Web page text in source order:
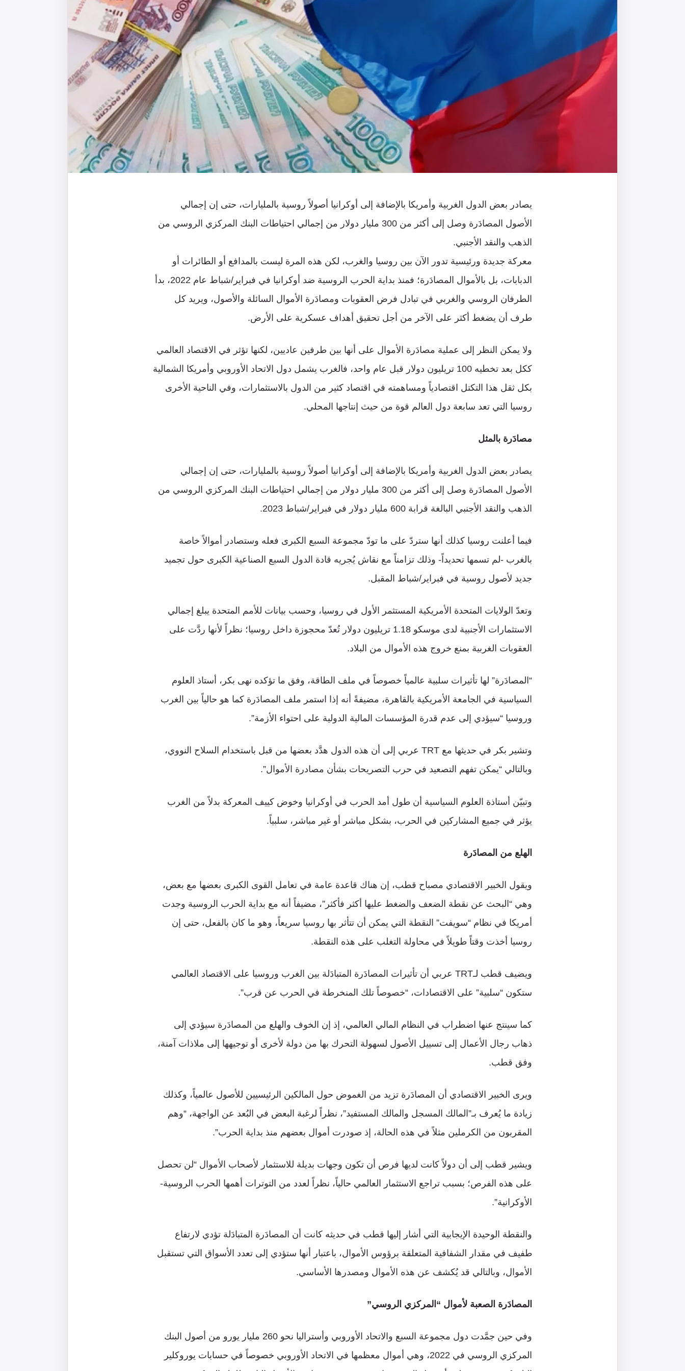
يصادر بعض الدول الغربية وأمريكا بالإضافة إلى أوكرانيا أصولاً روسية بالمليارات، حتى إن إجمالي
الأصول المصادَرة وصل إلى أكثر من 300 مليار دولار من إجمالي احتياطات البنك المركزي الروسي من
الذهب والنقد الأجنبي.
معركة جديدة ورئيسية تدور الآن بين روسيا والغرب، لكن هذه المرة ليست بالمدافع أو الطائرات أو
الدبابات، بل بالأموال المصادَرة؛ فمنذ بداية الحرب الروسية ضد أوكرانيا في فبراير/شباط عام 2022، بدأ
الطرفان الروسي والغربي في تبادل فرض العقوبات ومصادَرة الأموال السائلة والأصول، ويريد كل
طرف أن يضغط أكثر على الآخر من أجل تحقيق أهداف عسكرية على الأرض.
ولا يمكن النظر إلى عملية مصادَرة الأموال على أنها بين طرفين عاديين، لكنها تؤثر في الاقتصاد العالمي
ككل بعد تخطيه 100 تريليون دولار قبل عام واحد، فالغرب يشمل دول الاتحاد الأوروبي وأمريكا الشمالية
بكل ثقل هذا التكتل اقتصادياً ومساهمته في اقتصاد كثير من الدول بالاستثمارات، وفي الناحية الأخرى
روسيا التي تعد سابعة دول العالم قوة من حيث إنتاجها المحلي.
مصادَرة بالمثل
يصادر بعض الدول الغربية وأمريكا بالإضافة إلى أوكرانيا أصولاً روسية بالمليارات، حتى إن إجمالي
الأصول المصادَرة وصل إلى أكثر من 300 مليار دولار من إجمالي احتياطات البنك المركزي الروسي من
الذهب والنقد الأجنبي البالغة قرابة 600 مليار دولار في فبراير/شباط 2023.
فيما أعلنت روسيا كذلك أنها ستردّ على ما تودّ مجموعة السبع الكبرى فعله وستصادر أموالاً خاصة
بالغرب -لم تسمها تحديداً- وذلك تزامناً مع نقاش يُجريه قادة الدول السبع الصناعية الكبرى حول تجميد
جديد لأصول روسية في فبراير/شباط المقبل.
وتعدّ الولايات المتحدة الأمريكية المستثمر الأول في روسيا، وحسب بيانات للأمم المتحدة يبلغ إجمالي
الاستثمارات الأجنبية لدى موسكو 1.18 تريليون دولار تُعدّ محجوزة داخل روسيا؛ نظراً لأنها ردَّت على
العقوبات الغربية بمنع خروج هذه الأموال من البلاد.
“المصادَرة” لها تأثيرات سلبية عالمياً خصوصاً في ملف الطاقة، وفق ما تؤكده نهى بكر، أستاذ العلوم
السياسية في الجامعة الأمريكية بالقاهرة، مضيفةً أنه إذا استمر ملف المصادَرة كما هو حالياً بين الغرب
وروسيا “سيؤدي إلى عدم قدرة المؤسسات المالية الدولية على احتواء الأزمة”.
وتشير بكر في حديثها مع TRT عربي إلى أن هذه الدول هدَّد بعضها من قبل باستخدام السلاح النووي،
وبالتالي “يمكن تفهم التصعيد في حرب التصريحات بشأن مصادرة الأموال”.
وتبيّن أستاذة العلوم السياسية أن طول أمد الحرب في أوكرانيا وخوض كييف المعركة بدلاً من الغرب
يؤثر في جميع المشاركين في الحرب، بشكل مباشر أو غير مباشر، سلبياً.
الهلع من المصادَرة
ويقول الخبير الاقتصادي مصباح قطب، إن هناك قاعدة عامة في تعامل القوى الكبرى بعضها مع بعض،
وهي “البحث عن نقطة الضعف والضغط عليها أكثر فأكثر”، مضيفاً أنه مع بداية الحرب الروسية وجدت
أمريكا في نظام “سويفت” النقطة التي يمكن أن تتأثر بها روسيا سريعاً، وهو ما كان بالفعل، حتى إن
روسيا أخذت وقتاً طويلاً في محاولة التغلب على هذه النقطة.
ويضيف قطب لـTRT عربي أن تأثيرات المصادَرة المتبادَلة بين الغرب وروسيا على الاقتصاد العالمي
ستكون “سلبية” على الاقتصادات، “خصوصاً تلك المنخرطة في الحرب عن قرب”.
كما سينتج عنها اضطراب في النظام المالي العالمي، إذ إن الخوف والهلع من المصادَرة سيؤدي إلى
ذهاب رجال الأعمال إلى تسييل الأصول لسهولة التحرك بها من دولة لأخرى أو توجيهها إلى ملاذات آمنة،
وفق قطب.
ويرى الخبير الاقتصادي أن المصادَرة تزيد من الغموض حول المالكين الرئيسيين للأصول عالمياً، وكذلك
زيادة ما يُعرف بـ”المالك المسجل والمالك المستفيد”، نظراً لرغبة البعض في البُعد عن الواجهة، “وهم
المقربون من الكرملين مثلاً في هذه الحالة، إذ صودرت أموال بعضهم منذ بداية الحرب”.
ويشير قطب إلى أن دولاً كانت لديها فرص أن تكون وجهات بديلة للاستثمار لأصحاب الأموال “لن تحصل
على هذه الفرص؛ بسبب تراجع الاستثمار العالمي حالياً، نظراً لعدد من التوترات أهمها الحرب الروسية-
الأوكرانية”.
والنقطة الوحيدة الإيجابية التي أشار إليها قطب في حديثه كانت أن المصادَرة المتبادَلة تؤدي لارتفاع
طفيف في مقدار الشفافية المتعلقة برؤوس الأموال، باعتبار أنها ستؤدي إلى تعدد الأسواق التي تستقبل
الأموال، وبالتالي قد يُكشف عن هذه الأموال ومصدرها الأساسي.
المصادَرة الصعبة لأموال “المركزي الروسي”
وفي حين جمَّدت دول مجموعة السبع والاتحاد الأوروبي وأستراليا نحو 260 مليار يورو من أصول البنك
المركزي الروسي في 2022، وهي أموال معظمها في الاتحاد الأوروبي خصوصاً في حسابات يوروكلير